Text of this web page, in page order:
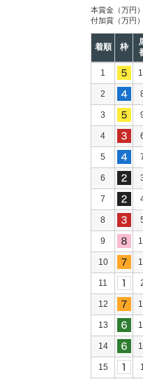
本賞金 （万円）
付加賞 （万円）
着順 枠
1
2
3
4
5
6
7
8
9
10
11
12
13
14
15